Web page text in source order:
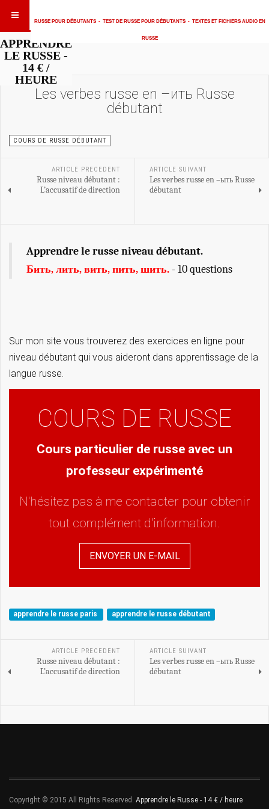
RUSSE POUR DÉBUTANTS - TEST DE RUSSE POUR DÉBUTANTS - TEXTES ET FICHIERS AUDIO EN
RUSSE
APPRENDRE
LE RUSSE -
14 € /
HEURE
Les verbes russe en –ить Russe
débutant
COURS DE RUSSE DÉBUTANT
ARTICLE PRECEDENT
Russe niveau débutant :
L’accusatif de direction
ARTICLE SUIVANT
Les verbes russe en –ыть Russe
débutant
Apprendre le russe niveau débutant.
Бить, лить, вить, пить, шить. - 10 questions
Sur mon site vous trouverez des exercices en ligne pour
niveau débutant qui vous aideront dans apprentissage de la
langue russe.
COURS DE RUSSE
Cours particulier de russe avec un
professeur expérimenté
N'hésitez pas à me contacter pour obtenir
tout complément d'information.
ENVOYER UN E-MAIL
apprendre le russe paris apprendre le russe débutant
ARTICLE PRECEDENT
Russe niveau débutant :
L’accusatif de direction
ARTICLE SUIVANT
Les verbes russe en –ыть Russe
débutant
Copyright © 2015 All Rights Reserved. Apprendre le Russe - 14 € / heure